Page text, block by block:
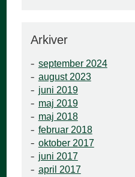
Arkiver
september 2024
august 2023
juni 2019
maj 2019
maj 2018
februar 2018
oktober 2017
juni 2017
april 2017